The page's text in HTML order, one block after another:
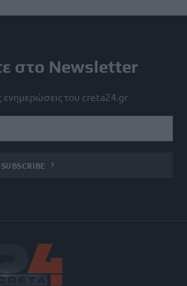
στο Newsletter
ενημερώσεις του creta24.gr
SUBSCRIBE